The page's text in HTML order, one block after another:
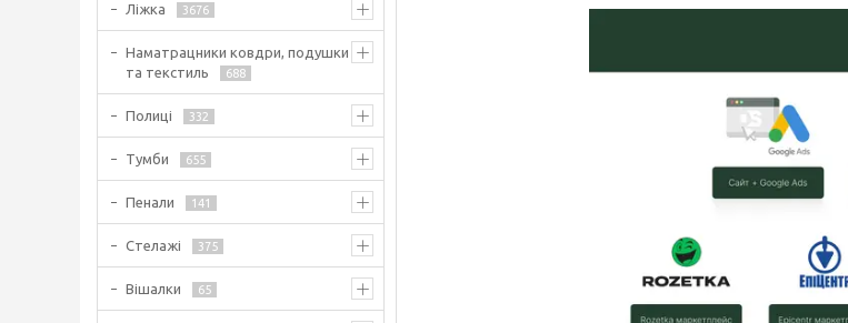
Ліжка 3676
Наматрацники ковдри, подушки
та текстиль
688
Полиці 332
Тумби 655
Пенали 141
Стелажі 375
Вішалки 65